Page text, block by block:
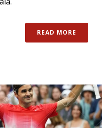
READ MORE